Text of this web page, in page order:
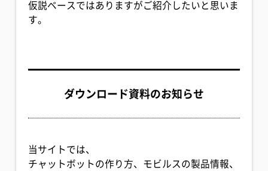
仮説ベースではありますがご紹介したいと思いま
す。
ダウンロード資料のお知らせ
当サイトでは、
チャットボットの作り方、モビルスの製品情報、